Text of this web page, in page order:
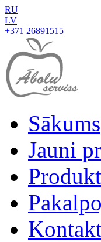
RU
LV
+371 26891515
Sākums
Jauni